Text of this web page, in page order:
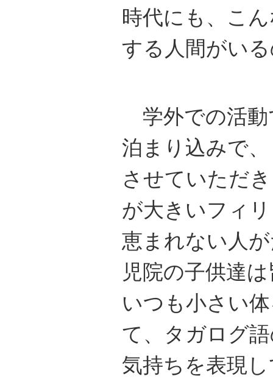
時代にも、こ
する人間がい
学外での活動
泊まり込みで
させていただ
が大きいフィ
恵まれない人
児院の子供達
いつも小さい
て、タガログ
気持ちを表現